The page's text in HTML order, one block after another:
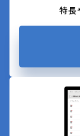
特長